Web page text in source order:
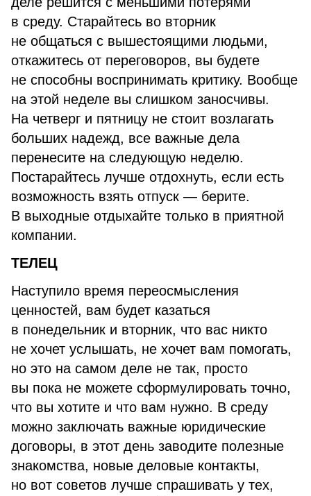
в среду. Старайтесь во вторник
не общаться с вышестоящими людьми,
откажитесь от переговоров, вы будете
не способны воспринимать критику. Вообще
на этой неделе вы слишком заносчивы.
На четверг и пятницу не стоит возлагать
больших надежд, все важные дела
перенесите на следующую неделю.
Постарайтесь лучше отдохнуть, если есть
возможность взять отпуск — берите.
В выходные отдыхайте только в приятной
компании.
ТЕЛЕЦ
Наступило время переосмысления
ценностей, вам будет казаться
в понедельник и вторник, что вас никто
не хочет услышать, не хочет вам помогать,
но это на самом деле не так, просто
вы пока не можете сформулировать точно,
что вы хотите и что вам нужно. В среду
можно заключать важные юридические
договоры, в этот день заводите полезные
знакомства, новые деловые контакты,
но вот советов лучше спрашивать у тех,